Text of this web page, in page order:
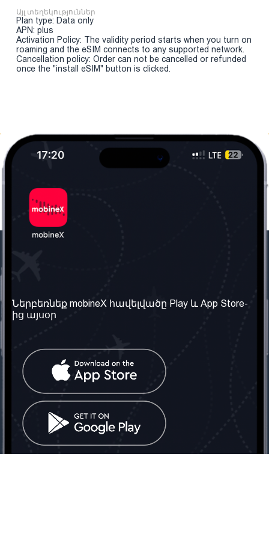
Այլ տեղեկություններ
Plan type: Data only
APN: plus
Activation Policy: The validity period starts when you turn on
roaming and the eSIM connects to any supported network.
Cancellation policy: Order can not be cancelled or refunded
once the "install eSIM" button is clicked.
Մեր մասին
Մեր ծառայությունները
Պայմաններ և դրույթներ
Հաճախ տրվող հարցեր
Կապ մեզ հետ
Միացյալ
Թագավորություն: Մենք
գործընկեր ենք
փնտրում
Հայաստանում
Տարածել
սոցիալական
ցանցում
Ներբեռնեք mobineX հավելվածը Play և App Store-
ից այսօր